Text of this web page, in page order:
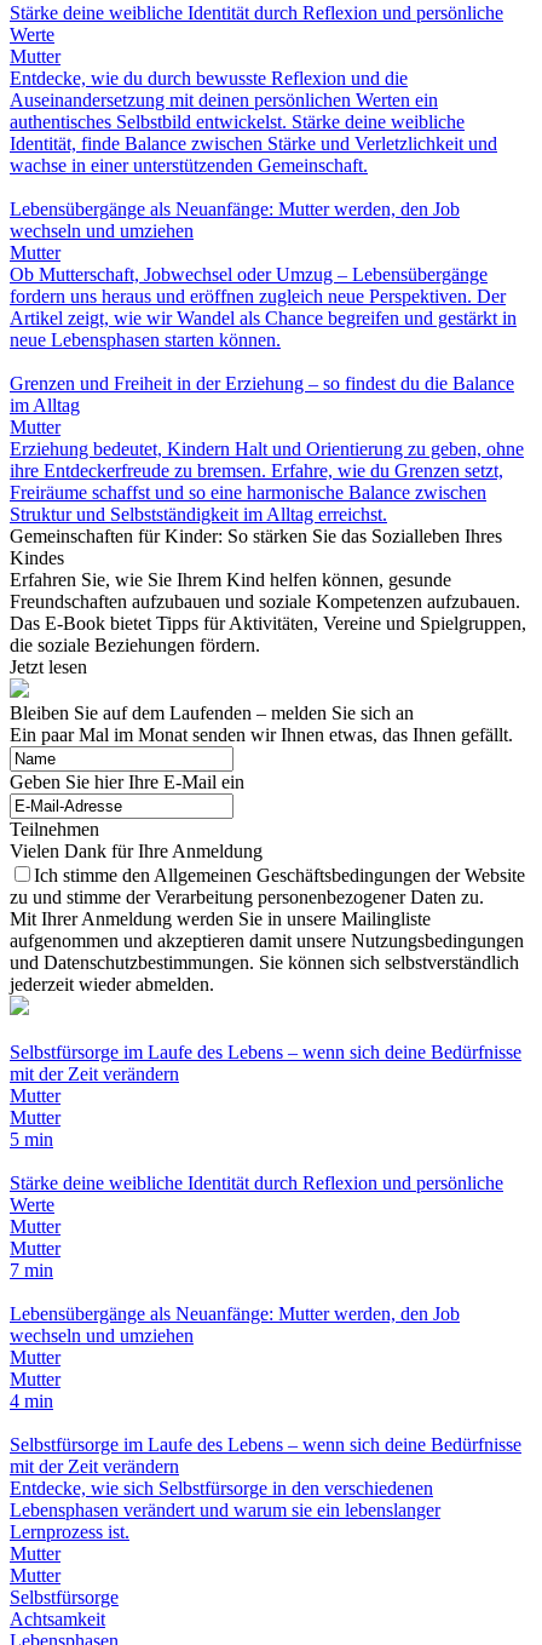
Stärke deine weibliche Identität durch Reflexion und persönliche
Werte
Mutter
Entdecke, wie du durch bewusste Reflexion und die
Auseinandersetzung mit deinen persönlichen Werten ein
authentisches Selbstbild entwickelst. Stärke deine weibliche
Identität, finde Balance zwischen Stärke und Verletzlichkeit und
wachse in einer unterstützenden Gemeinschaft.
Lebensübergänge als Neuanfänge: Mutter werden, den Job
wechseln und umziehen
Mutter
Ob Mutterschaft, Jobwechsel oder Umzug – Lebensübergänge
fordern uns heraus und eröffnen zugleich neue Perspektiven. Der
Artikel zeigt, wie wir Wandel als Chance begreifen und gestärkt in
neue Lebensphasen starten können.
Grenzen und Freiheit in der Erziehung – so findest du die Balance
im Alltag
Mutter
Erziehung bedeutet, Kindern Halt und Orientierung zu geben, ohne
ihre Entdeckerfreude zu bremsen. Erfahre, wie du Grenzen setzt,
Freiräume schaffst und so eine harmonische Balance zwischen
Struktur und Selbstständigkeit im Alltag erreichst.
Gemeinschaften für Kinder: So stärken Sie das Sozialleben Ihres
Kindes
Erfahren Sie, wie Sie Ihrem Kind helfen können, gesunde
Freundschaften aufzubauen und soziale Kompetenzen aufzubauen.
Das E-Book bietet Tipps für Aktivitäten, Vereine und Spielgruppen,
die soziale Beziehungen fördern.
Jetzt lesen
Bleiben Sie auf dem Laufenden – melden Sie sich an
Ein paar Mal im Monat senden wir Ihnen etwas, das Ihnen gefällt.
Geben Sie hier Ihre E-Mail ein
Teilnehmen
Vielen Dank für Ihre Anmeldung
Ich stimme den Allgemeinen Geschäftsbedingungen der Website
zu und stimme der Verarbeitung personenbezogener Daten zu.
Mit Ihrer Anmeldung werden Sie in unsere Mailingliste
aufgenommen und akzeptieren damit unsere Nutzungsbedingungen
und Datenschutzbestimmungen. Sie können sich selbstverständlich
jederzeit wieder abmelden.
Selbstfürsorge im Laufe des Lebens – wenn sich deine Bedürfnisse
mit der Zeit verändern
Mutter
Mutter
5 min
Stärke deine weibliche Identität durch Reflexion und persönliche
Werte
Mutter
Mutter
7 min
Lebensübergänge als Neuanfänge: Mutter werden, den Job
wechseln und umziehen
Mutter
Mutter
4 min
Selbstfürsorge im Laufe des Lebens – wenn sich deine Bedürfnisse
mit der Zeit verändern
Entdecke, wie sich Selbstfürsorge in den verschiedenen
Lebensphasen verändert und warum sie ein lebenslanger
Lernprozess ist.
Mutter
Mutter
Selbstfürsorge
Achtsamkeit
Lebensphasen